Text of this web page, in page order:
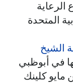
الرعاية
المتحدة
الشيخ
في أبوظبي
مايو كلينك